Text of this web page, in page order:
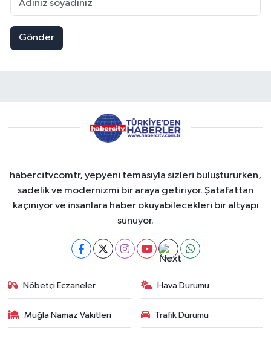
Gönder
habercitvcomtr, yepyeni temasıyla sizleri buluştururken,
sadelik ve modernizmi bir araya getiriyor. Şatafattan
kaçınıyor ve insanlara haber okuyabilecekleri bir altyapı
sunuyor.
Nöbetçi Eczaneler Hava Durumu
Muğla Namaz Vakitleri Trafik Durumu